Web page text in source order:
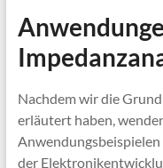
Nachdem wir die
erläutert haben,
Anwendungsbeispielen
der